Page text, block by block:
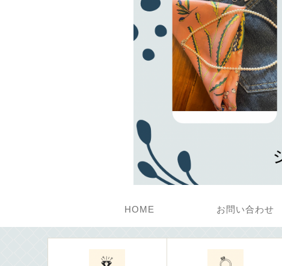
HOME お問い合わせ